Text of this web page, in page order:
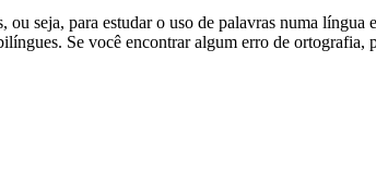
seja, para estudar o uso de palavras numa língua
Se você encontrar algum erro de